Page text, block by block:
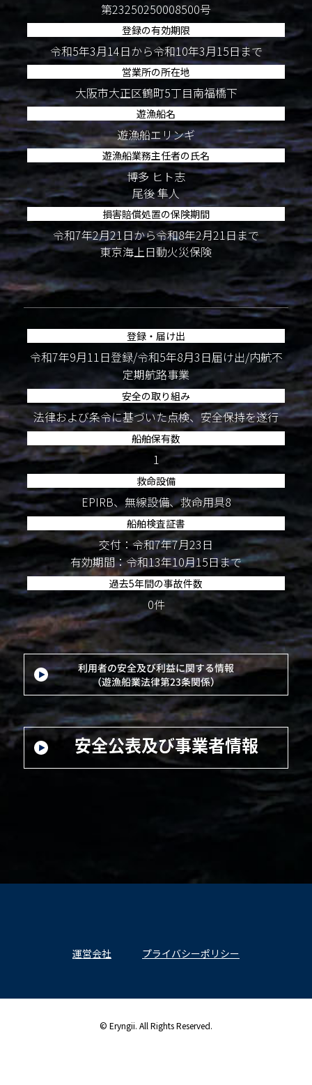
第23250250008500号
登録の有効期限
令和5年3月14日から令和10年3月15日まで
営業所の所在地
大阪市大正区鶴町5丁目南福橋下
遊漁船名
遊漁船エリンギ
遊漁船業務主任者の氏名
博多 ヒト志
尾後 隼人
損害賠償処置の保険期間
令和7年2月21日から令和8年2月21日まで
東京海上日動火災保険
登録・届け出
令和7年9月11日登録/令和5年8月3日届け出/内航不
定期航路事業
安全の取り組み
法律および条令に基づいた点検、安全保持を遂行
船舶保有数
1
救命設備
EPIRB、無線設備、救命用具8
船舶検査証書
交付：令和7年7月23日
有効期間：令和13年10月15日まで
過去5年間の事故件数
0件
運営会社 プライバシーポリシー
© Eryngii. All Rights Reserved.